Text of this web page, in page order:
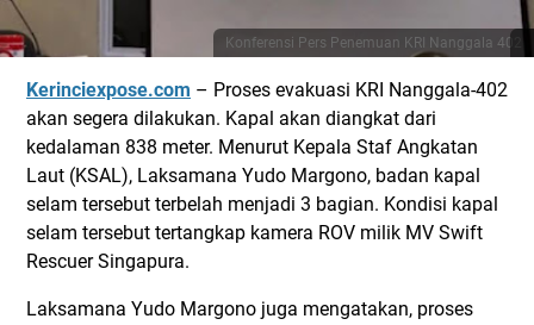
Konferensi Pers Penemuan KRI Nanggala 402
Kerinciexpose.com – Proses evakuasi KRI Nanggala-402
akan segera dilakukan. Kapal akan diangkat dari
kedalaman 838 meter. Menurut Kepala Staf Angkatan
Laut (KSAL), Laksamana Yudo Margono, badan kapal
selam tersebut terbelah menjadi 3 bagian. Kondisi kapal
selam tersebut tertangkap kamera ROV milik MV Swift
Rescuer Singapura.
Laksamana Yudo Margono juga mengatakan, proses